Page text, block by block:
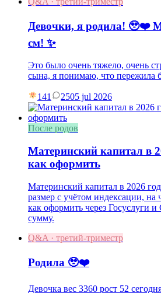
Девочки, я родила! 🥹❤️
см! ✨
Это было очень тяжело, очень
сына, я понимаю, что пережила
141 2505 jul 2026
После родов
Материнский капитал в
как оформить
Материнский капитал в 2026
размер с учётом индексации, на
как оформить через Госуслуги
сумму.
Q&A · третий-триместр
Родила 🥹❤️
Девочка вес 3360 рост 52